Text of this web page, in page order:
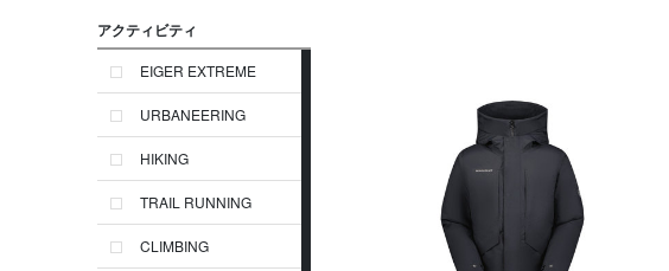
アクティビティ
EIGER EXTREME
URBANEERING
HIKING
TRAIL RUNNING
CLIMBING